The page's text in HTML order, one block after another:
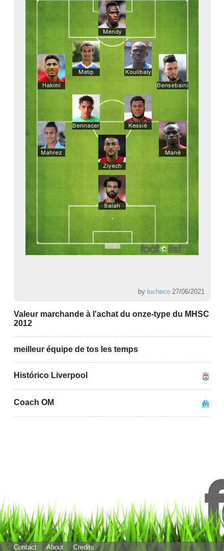
by lucheco 27/06/2021
Valeur marchande à l'achat du onze-type du MHSC
2012
meilleur équipe de tos les temps
Histórico Liverpool
Coach OM
Contact About Credits